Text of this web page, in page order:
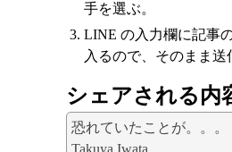
手を選ぶ。
LINE の入力欄に記事
入るので、そのまま送
シェアされる内
恐れていたことが。。。
Takuya Iwata …